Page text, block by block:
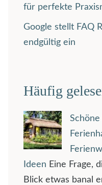
für perfekte
Google stellt FAQ
endgültig ein
Häufig
Ideen Eine Frage,
Blick etwas banal